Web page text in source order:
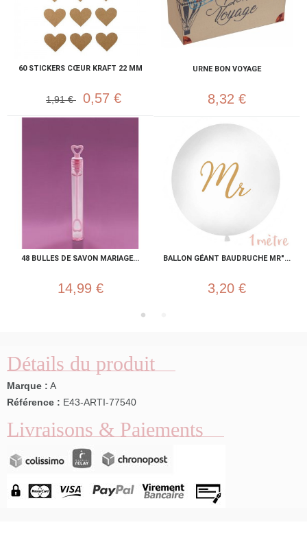
60 STICKERS CŒUR KRAFT 22 MM
1,91 € 0,57 €
URNE BON VOYAGE
8,32 €
48 BULLES DE SAVON MARIAGE...
14,99 €
BALLON GÉANT BAUDRUCHE MR"...
3,20 €
Détails du produit
Marque : A
Référence : E43-ARTI-77540
Livraisons & Paiements